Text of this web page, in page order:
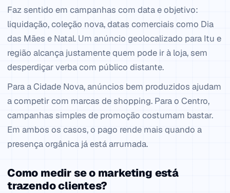
Faz sentido em campanhas com data e objetivo:
liquidação, coleção nova, datas comerciais como Dia
das Mães e Natal. Um anúncio geolocalizado para Itu e
região alcança justamente quem pode ir à loja, sem
desperdiçar verba com público distante.
Para a Cidade Nova, anúncios bem produzidos ajudam
a competir com marcas de shopping. Para o Centro,
campanhas simples de promoção costumam bastar.
Em ambos os casos, o pago rende mais quando a
presença orgânica já está arrumada.
Como medir se o marketing está
trazendo clientes?